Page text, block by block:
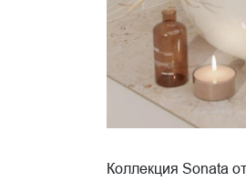
Коллекция Sonata